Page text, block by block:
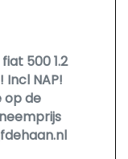
500 1.2
Incl NAP!
op de